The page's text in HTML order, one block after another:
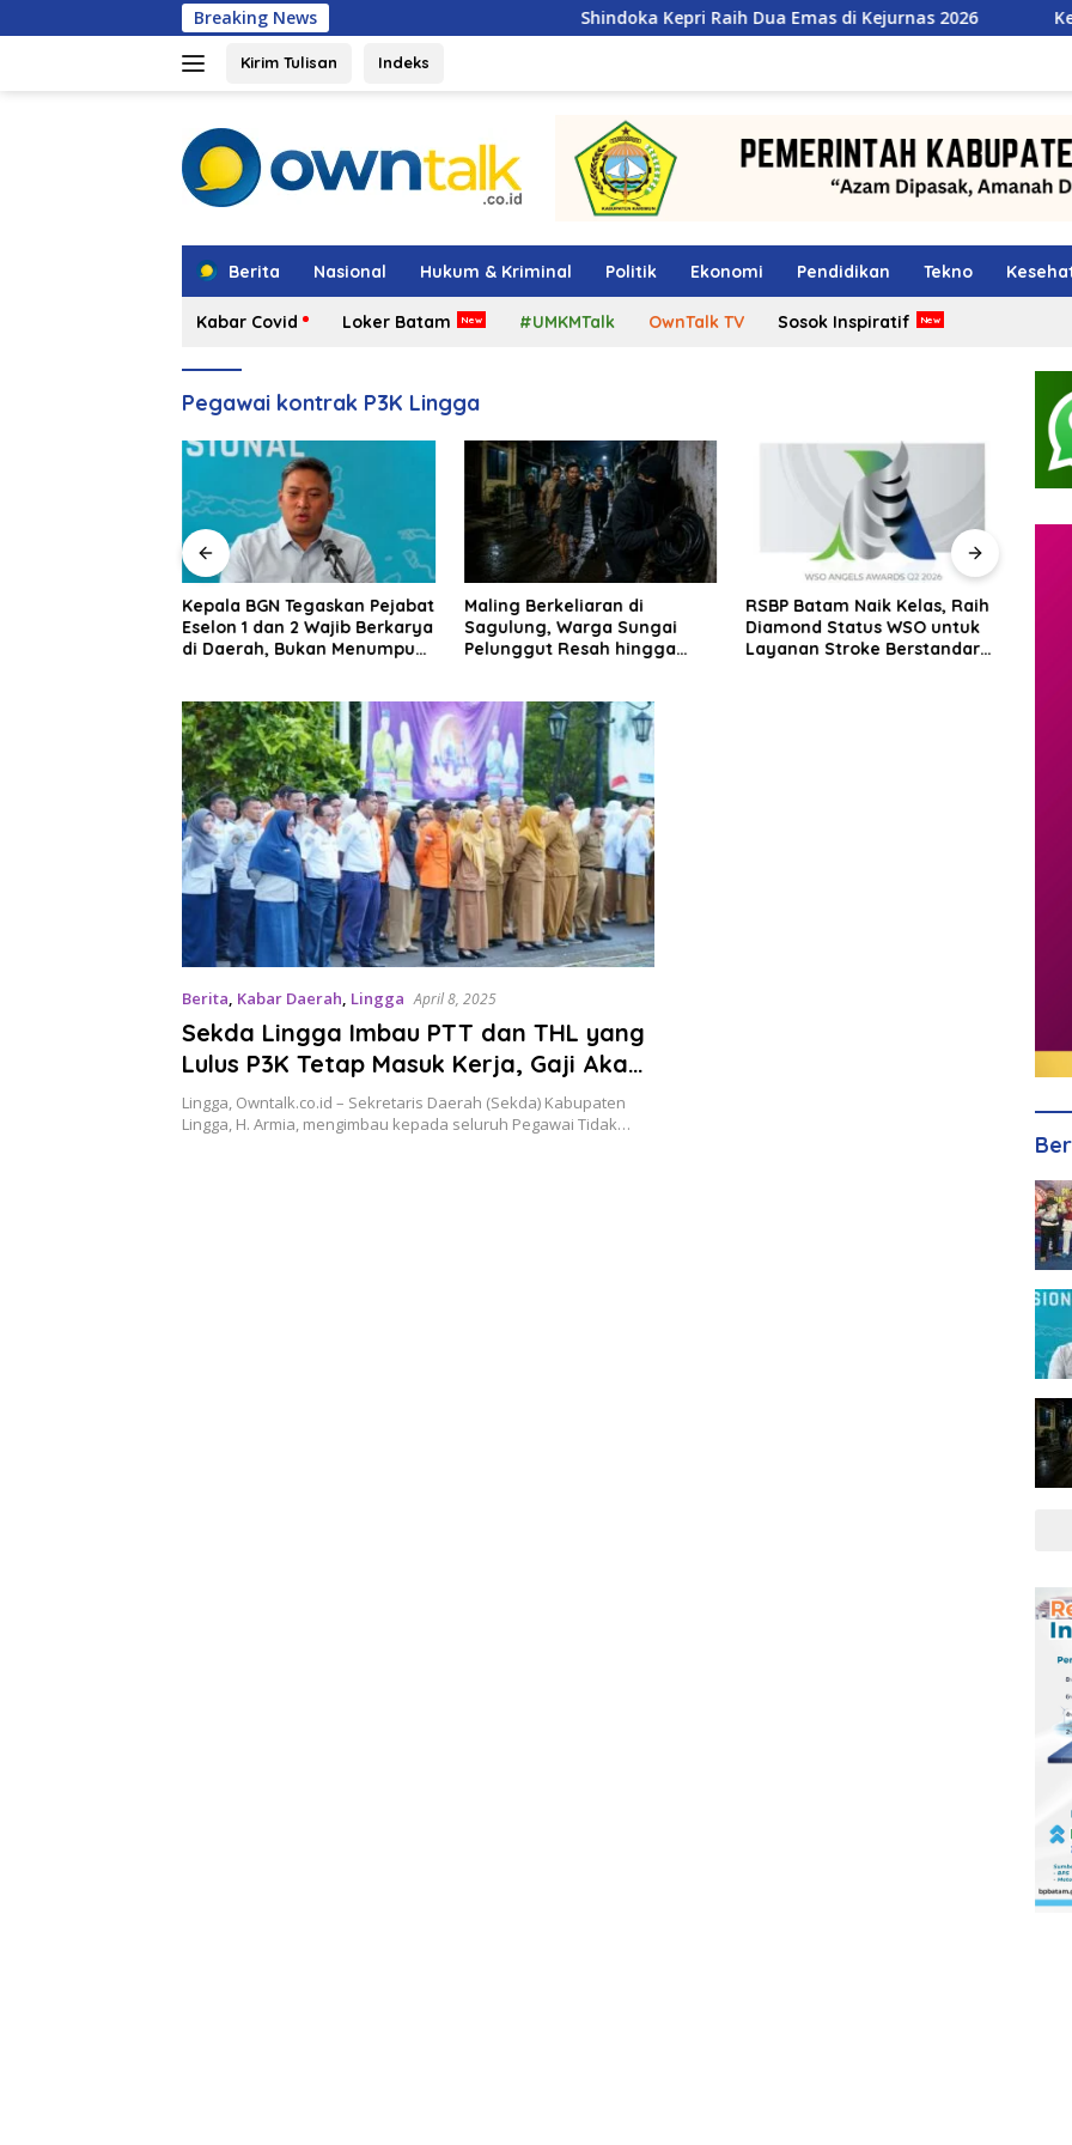
ke
Breaking News Shindoka Kepri Raih Dua Emas di Kejurnas 2026 Kepala BGN
Kirim Tulisan Indeks
Berita Nasional Hukum & Kriminal Politik Ekonomi Pendidikan Tekno
Kabar Covid Loker Batam #UMKMTalk OwnTalk TV Sosok Inspiratif
Pegawai kontrak P3K Lingga
Kepala BGN Tegaskan Pejabat
Eselon 1 dan 2 Wajib Berkarya
di Daerah, Bukan Menumpuk
Maling Berkeliaran di
Sagulung, Warga Sungai
Pelunggut Resah hingga
RSBP Batam Naik Kelas, Raih
Diamond Status WSO untuk
Layanan Stroke Berstandar
BP
Berita, Kabar Daerah, Lingga April 8, 2025
Sekda Lingga Imbau PTT dan THL yang
Lulus P3K Tetap Masuk Kerja, Gaji Akan
Dirapel
Lingga, Owntalk.co.id – Sekretaris Daerah (Sekda) Kabupaten
Lingga, H. Armia, mengimbau kepada seluruh Pegawai Tidak…